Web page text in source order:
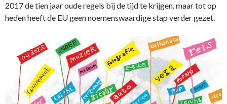
2017 de tien jaar oude regels bij de tijd te krijgen, maar tot op
heden heeft de EU geen noemenswaardige stap verder gezet.